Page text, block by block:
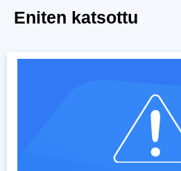
Eniten katsottu